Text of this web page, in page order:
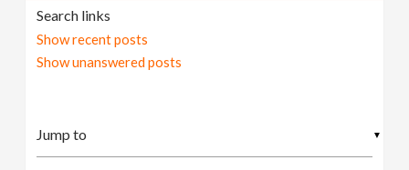
Search links
Show recent posts
Show unanswered posts
▼